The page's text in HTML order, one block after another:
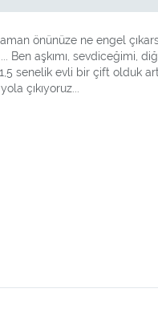
önünüze ne engel
Ben aşkımı, sevdiceğimi,
senelik evli bir çift olduk
çıkıyoruz...